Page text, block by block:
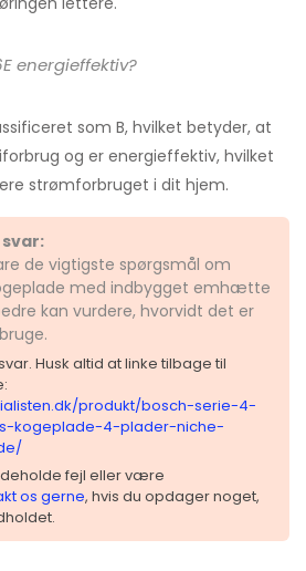
energieffektiv?
som B, hvilket betyder, at
og er energieffektiv, hvilket
strømforbruget i dit hjem.
de vigtigste spørgsmål om
med indbygget emhætte
kan vurdere, hvorvidt det er
Husk altid at linke tilbage til
produkt/bosch-serie-4-
kogeplade-4-plader-niche-
fejl eller være
os gerne, hvis du opdager noget,